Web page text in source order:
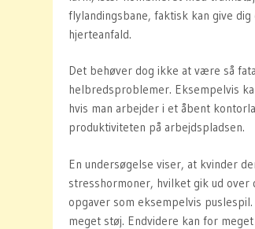
flylandingsbane, faktisk kan give
hjerteanfald.
Det behøver dog ikke at være så
helbredsproblemer. Eksempelvis
hvis man arbejder i et åbent
produktiviteten på arbejdspladsen.
En undersøgelse viser, at kvinder
stresshormoner, hvilket gik ud
opgaver som eksempelvis
meget støj. Endvidere kan for